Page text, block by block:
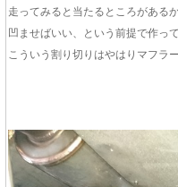
走ってみると当たるところがある
凹ませばいい、という前提で作って
こういう割り切りはやはりマフラ